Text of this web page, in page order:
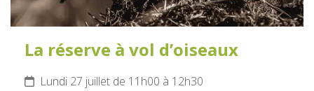
La réserve à vol d’oiseaux
Lundi 27 juillet de 11h00 à 12h30